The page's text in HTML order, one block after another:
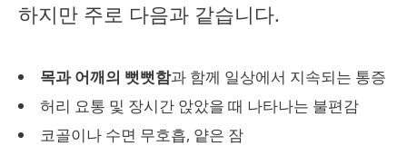
하지만 주로 다음과 같습니다.
목과 어깨의 뻣뻣함과 함께 일상에서 지속되는 통증
허리 요통 및 장시간 앉았을 때 나타나는 불편감
코골이나 수면 무호흡, 얕은 잠